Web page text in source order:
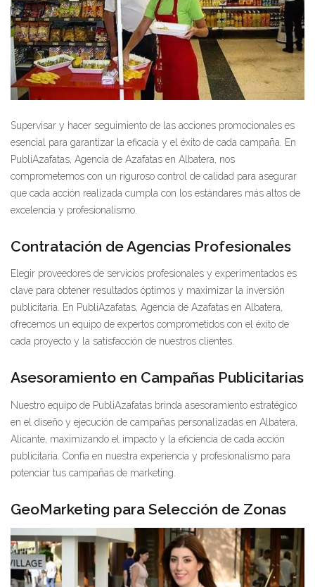
Supervisar y hacer seguimiento de las acciones promocionales es
esencial para garantizar la eficacia y el éxito de cada campaña. En
PubliAzafatas, Agencia de Azafatas en Albatera, nos
comprometemos con un riguroso control de calidad para asegurar
que cada acción realizada cumpla con los estándares más altos de
excelencia y profesionalismo.
Contratación de Agencias Profesionales
Elegir proveedores de servicios profesionales y experimentados es
clave para obtener resultados óptimos y maximizar la inversión
publicitaria. En PubliAzafatas, Agencia de Azafatas en Albatera,
ofrecemos un equipo de expertos comprometidos con el éxito de
cada proyecto y la satisfacción de nuestros clientes.
Asesoramiento en Campañas Publicitarias
Nuestro equipo de PubliAzafatas brinda asesoramiento estratégico
en el diseño y ejecución de campañas personalizadas en Albatera,
Alicante, maximizando el impacto y la eficiencia de cada acción
publicitaria. Confía en nuestra experiencia y profesionalismo para
potenciar tus campañas de marketing.
GeoMarketing para Selección de Zonas